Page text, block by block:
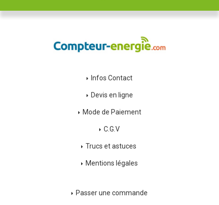
Infos Contact
Devis en ligne
Mode de Paiement
C.G.V
Trucs et astuces
Mentions légales
Passer une commande